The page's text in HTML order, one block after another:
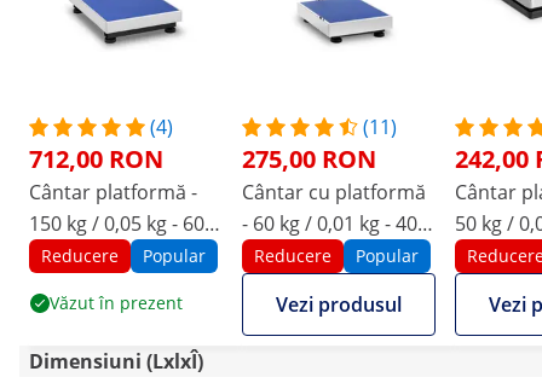
(4)
712,00 RON
Cântar platformă -
150 kg / 0,05 kg - 60 x
45 cm - LCD
Reducere Popular
Văzut în prezent
(11)
275,00 RON
Cântar cu platformă
- 60 kg / 0,01 kg - 40 x
30 cm - LED
Reducere Popular
Vezi produsul
242,00
Cântar
50 kg /
25 cm -
Vezi
Dimensiuni (LxlxÎ)